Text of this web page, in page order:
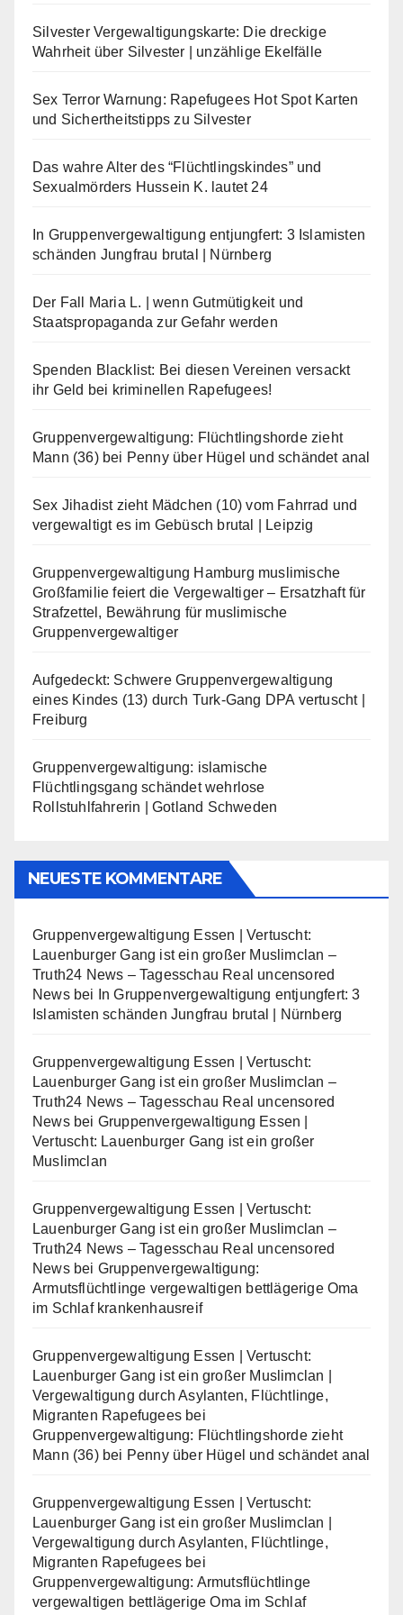
Silvester Vergewaltigungskarte: Die dreckige
Wahrheit über Silvester | unzählige Ekelfälle
Sex Terror Warnung: Rapefugees Hot Spot Karten
und Sichertheitstipps zu Silvester
Das wahre Alter des “Flüchtlingskindes” und
Sexualmörders Hussein K. lautet 24
In Gruppenvergewaltigung entjungfert: 3 Islamisten
schänden Jungfrau brutal | Nürnberg
Der Fall Maria L. | wenn Gutmütigkeit und
Staatspropaganda zur Gefahr werden
Spenden Blacklist: Bei diesen Vereinen versackt
ihr Geld bei kriminellen Rapefugees!
Gruppenvergewaltigung: Flüchtlingshorde zieht
Mann (36) bei Penny über Hügel und schändet anal
Sex Jihadist zieht Mädchen (10) vom Fahrrad und
vergewaltigt es im Gebüsch brutal | Leipzig
Gruppenvergewaltigung Hamburg muslimische
Großfamilie feiert die Vergewaltiger – Ersatzhaft für
Strafzettel, Bewährung für muslimische
Gruppenvergewaltiger
Aufgedeckt: Schwere Gruppenvergewaltigung
eines Kindes (13) durch Turk-Gang DPA vertuscht |
Freiburg
Gruppenvergewaltigung: islamische
Flüchtlingsgang schändet wehrlose
Rollstuhlfahrerin | Gotland Schweden
NEUESTE KOMMENTARE
Gruppenvergewaltigung Essen | Vertuscht:
Lauenburger Gang ist ein großer Muslimclan –
Truth24 News – Tagesschau Real uncensored
Newsbei
In Gruppenvergewaltigung entjungfert: 3
Islamisten schänden Jungfrau brutal | Nürnberg
Gruppenvergewaltigung Essen | Vertuscht:
Lauenburger Gang ist ein großer Muslimclan –
Truth24 News – Tagesschau Real uncensored
Newsbei Gruppenvergewaltigung Essen |
Vertuscht: Lauenburger Gang ist ein großer
Muslimclan
Gruppenvergewaltigung Essen | Vertuscht:
Lauenburger Gang ist ein großer Muslimclan –
Truth24 News – Tagesschau Real uncensored
Newsbei Gruppenvergewaltigung:
Armutsflüchtlinge vergewaltigen bettlägerige Oma
im Schlaf krankenhausreif
Gruppenvergewaltigung Essen | Vertuscht:
Lauenburger Gang ist ein großer Muslimclan |
Vergewaltigung durch Asylanten, Flüchtlinge,
Migranten Rapefugees bei
Gruppenvergewaltigung: Flüchtlingshorde zieht
Mann (36) bei Penny über Hügel und schändet anal
Gruppenvergewaltigung Essen | Vertuscht:
Lauenburger Gang ist ein großer Muslimclan |
Vergewaltigung durch Asylanten, Flüchtlinge,
Migranten Rapefugees bei
Gruppenvergewaltigung: Armutsflüchtlinge
vergewaltigen bettlägerige Oma im Schlaf